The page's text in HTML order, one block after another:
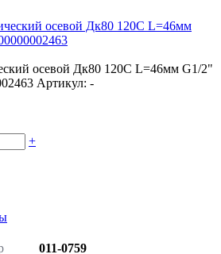
осевой Дк80 120С L=46мм G1/2"
Артикул: -
+
011-0759